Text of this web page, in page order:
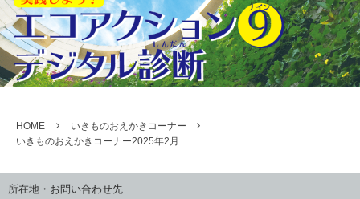
HOME
いきものおえかきコーナー
いきものおえかきコーナー2025年2月
所在地・お問い合わせ先